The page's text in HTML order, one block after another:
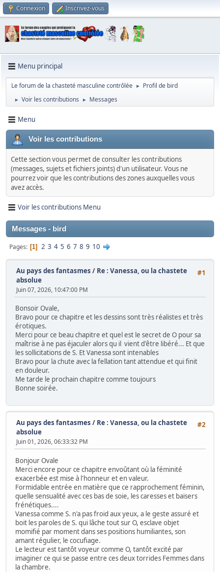
Connexion Inscrivez-vous
Menu principal
Le forum de la chasteté masculine contrôlée ► Profil de bird
► Voir les contributions ► Messages
Menu
Voir les contributions
Cette section vous permet de consulter les contributions
(messages, sujets et fichiers joints) d'un utilisateur. Vous ne
pourrez voir que les contributions des zones auxquelles vous
avez accès.
Voir les contributions Menu
Messages - bird
Pages 1 2 3 4 5 6 7 8 9 10
#1
Au pays des fantasmes / Re : Vanessa, ou la chastete
absolue
Juin 07, 2026, 10:47:00 PM
Bonsoir Ovale,
Bravo pour ce chapitre et les dessins sont très réalistes et très
érotiques.
Merci pour ce beau chapitre et quel est le secret de O pour sa
maîtrise à ne pas éjaculer alors qu il vient d'être libéré... Et que
les sollicitations de S. Et Vanessa sont intenables
Bravo pour la chute avec la fellation tant attendue et qui finit
en douleur.
Me tarde le prochain chapitre comme toujours
Bonne soirée.
#2
Au pays des fantasmes / Re : Vanessa, ou la chastete
absolue
Juin 01, 2026, 06:33:32 PM
Bonjour Ovale
Merci encore pour ce chapitre envoûtant où la féminité
exacerbée est mise à l'honneur et en valeur.
Formidable entrée en matière que ce rapprochement féminin,
quelle sensualité avec ces bas de soie, les caresses et baisers
frénétiques....
Vanessa comme S. n'a pas froid aux yeux, a le geste assuré et
boit les paroles de S. qui lâche tout sur O, esclave objet
momifié par moment dans ses positions humiliantes, son
amant régulier, le cocufiage.
Le lecteur est tantôt voyeur comme O, tantôt excité par
imaginer ce qui se passe entre ces deux torrides Femmes dans
la chambre.